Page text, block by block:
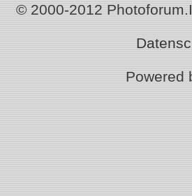
© 2000-2012
Powered